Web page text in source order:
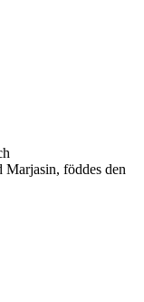
Marjasin, föddes den